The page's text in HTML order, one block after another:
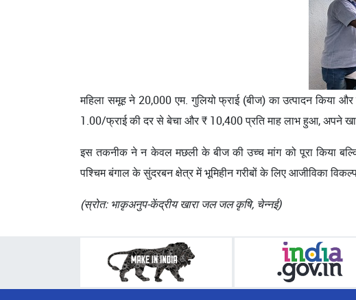
महिला समूह ने 20,000 एम. गुलियो फ्राई (बीज) का उत्पादन किया और
1.00/फ्राई की दर से बेचा और ₹ 10,400 प्रति माह लाभ हुआ, अपने
इस तकनीक ने न केवल मछली के बीज की उच्च मांग को पूरा किया
पश्चिम बंगाल के सुंदरबन क्षेत्र में भूमिहीन गरीबों के लिए आजीविका
(स्रोत: भाकृअनुप-केंद्रीय खारा जल जल कृषि, चेन्नई)